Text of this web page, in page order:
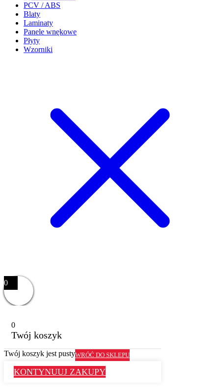
PCV / ABS
Blaty
Laminaty
Panele wnękowe
Płyty
Wzorniki
0
0
Twój koszyk
Twój koszyk jest pustyWRÓĆ DO SKLEPU
KONTYNUUJ ZAKUPY